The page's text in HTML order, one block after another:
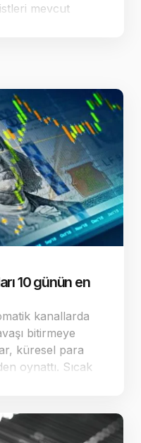
mevcut
10 günün en
kanallarda
bitirmeye
küresel para
oynattı. Sıcak